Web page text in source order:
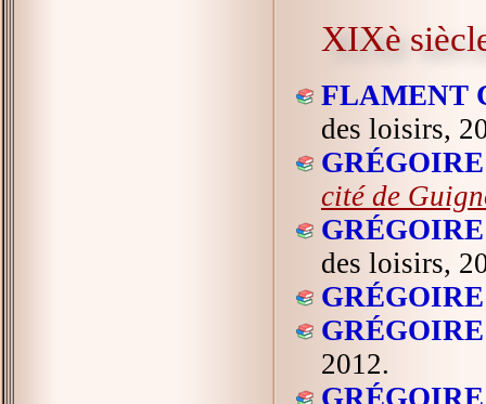
XIXè
FLAMENT
des loisirs,
cité de
des loisirs,
2012.